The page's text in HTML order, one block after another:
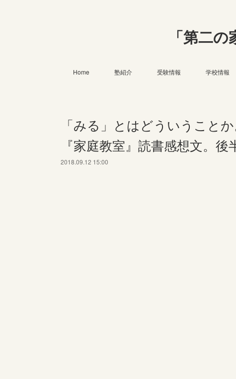
「第二
Home 塾紹介 受験情報 学校情報
「みる」とはどういうこと
『家庭教室』読書感想文。後
2018.09.12 15:00